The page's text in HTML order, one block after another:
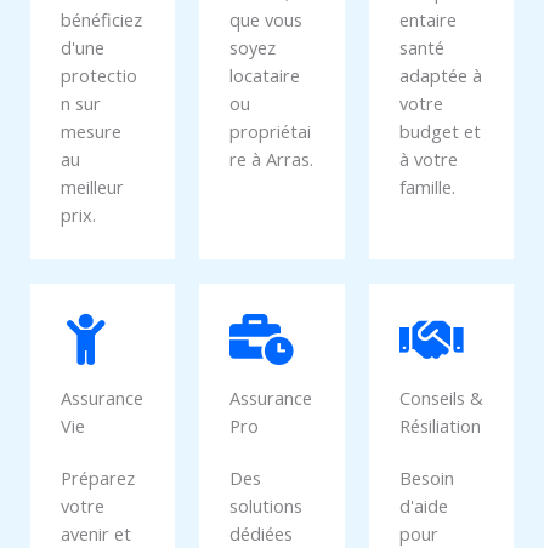
bénéficiez
d'une
protectio
n sur
mesure
au
meilleur
prix.
que vous
soyez
locataire
ou
propriétai
re à Arras.
entaire
santé
adaptée à
votre
budget et
à votre
famille.
Assurance
Vie
Préparez
votre
avenir et
Assurance
Pro
Des
solutions
dédiées
Conseils &
Résiliation
Besoin
d'aide
pour